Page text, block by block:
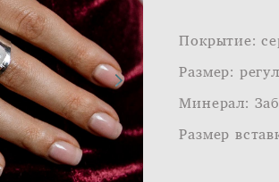
Покрытие:
Размер:
Минерал:
Размер